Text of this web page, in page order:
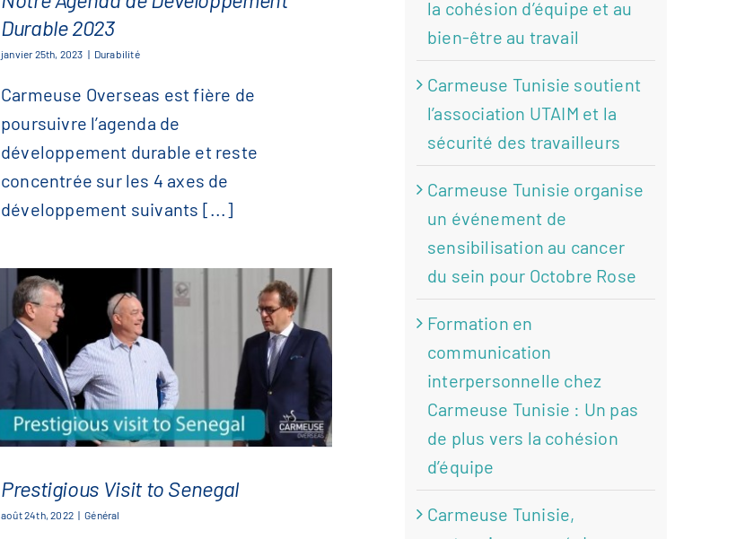
Notre Agenda de Developpement
Durable 2023
Durable 2023
janvier 25th, 2023 | Durabilité
Carmeuse Overseas est fière de
poursuivre l’agenda de
développement durable et reste
concentrée sur les 4 axes de
développement suivants [...]
Prestigious Visit to Senegal
août 24th, 2022 | Général
la cohésion d’équipe et au
bien-être au travail
Carmeuse Tunisie soutient
l’association UTAIM et la
sécurité des travailleurs
Carmeuse Tunisie organise
un événement de
sensibilisation au cancer
du sein pour Octobre Rose
Formation en
communication
interpersonnelle chez
Carmeuse Tunisie : Un pas
de plus vers la cohésion
d’équipe
Carmeuse Tunisie,